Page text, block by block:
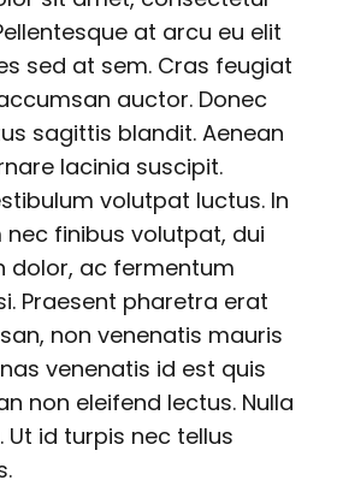
at arcu eu elit
sed at sem. Cras feugiat
auctor. Donec
sagittis blandit. Aenean
lacinia suscipit.
volutpat luctus. In
finibus volutpat, dui
dolor, ac fermentum
Praesent pharetra erat
non venenatis mauris
venenatis id est quis
non eleifend lectus. Nulla
id turpis nec tellus